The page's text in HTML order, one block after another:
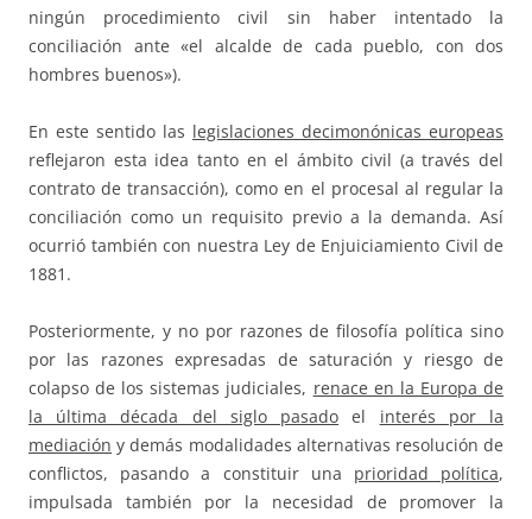
ningún procedimiento civil sin haber intentado la
conciliación ante «el alcalde de cada pueblo, con dos
hombres buenos»).
En este sentido las legislaciones decimonónicas europeas
reflejaron esta idea tanto en el ámbito civil (a través del
contrato de transacción), como en el procesal al regular la
conciliación como un requisito previo a la demanda. Así
ocurrió también con nuestra Ley de Enjuiciamiento Civil de
1881.
Posteriormente, y no por razones de filosofía política sino
por las razones expresadas de saturación y riesgo de
colapso de los sistemas judiciales, renace en la Europa de
la última década del siglo pasado el interés por la
mediación y demás modalidades alternativas resolución de
conflictos, pasando a constituir una prioridad política,
impulsada también por la necesidad de promover la